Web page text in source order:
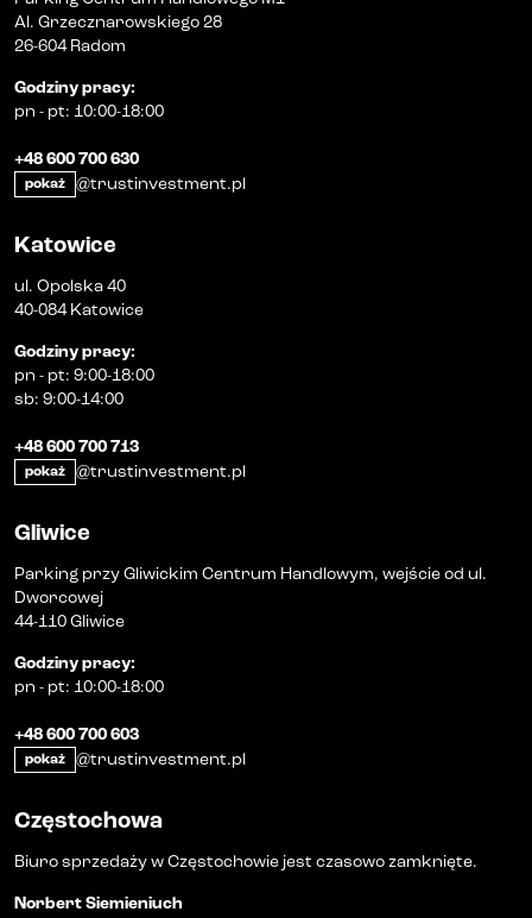
Al. Grzecznarowskiego 28
26-604 Radom
Godziny pracy:
pn - pt: 10:00-18:00
+48 600 700 630
pokaż @trustinvestment.pl
Katowice
ul. Opolska 40
40-084 Katowice
Godziny pracy:
pn - pt: 9:00-18:00
sb: 9:00-14:00
+48 600 700 713
pokaż @trustinvestment.pl
Gliwice
Parking przy Gliwickim Centrum Handlowym, wejście od ul.
Dworcowej
44-110 Gliwice
Godziny pracy:
pn - pt: 10:00-18:00
+48 600 700 603
pokaż @trustinvestment.pl
Częstochowa
Biuro sprzedaży w Częstochowie jest czasowo zamknięte.
Norbert Siemieniuch